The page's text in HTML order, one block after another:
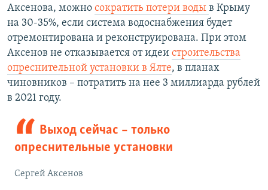
Аксенова, можно сократить потери воды в Крыму
на 30-35%, если система водоснабжения будет
отремонтирована и реконструирована. При этом
Аксенов не отказывается от идеи строительства
опреснительной установки в Ялте, в планах
чиновников – потратить на нее 3 миллиарда рублей
в 2021 году.
Выход сейчас – только
опреснительные установки
Сергей Аксенов